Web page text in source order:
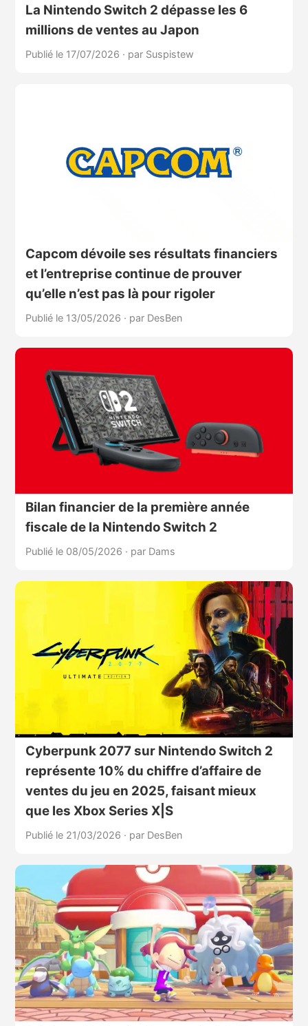
La Nintendo Switch 2 dépasse les 6
millions de ventes au Japon
Publié le 17/07/2026 · par Suspistew
Capcom dévoile ses résultats financiers
et l’entreprise continue de prouver
qu’elle n’est pas là pour rigoler
Publié le 13/05/2026 · par DesBen
Bilan financier de la première année
fiscale de la Nintendo Switch 2
Publié le 08/05/2026 · par Dams
Cyberpunk 2077 sur Nintendo Switch 2
représente 10% du chiffre d’affaire de
ventes du jeu en 2025, faisant mieux
que les Xbox Series X|S
Publié le 21/03/2026 · par DesBen